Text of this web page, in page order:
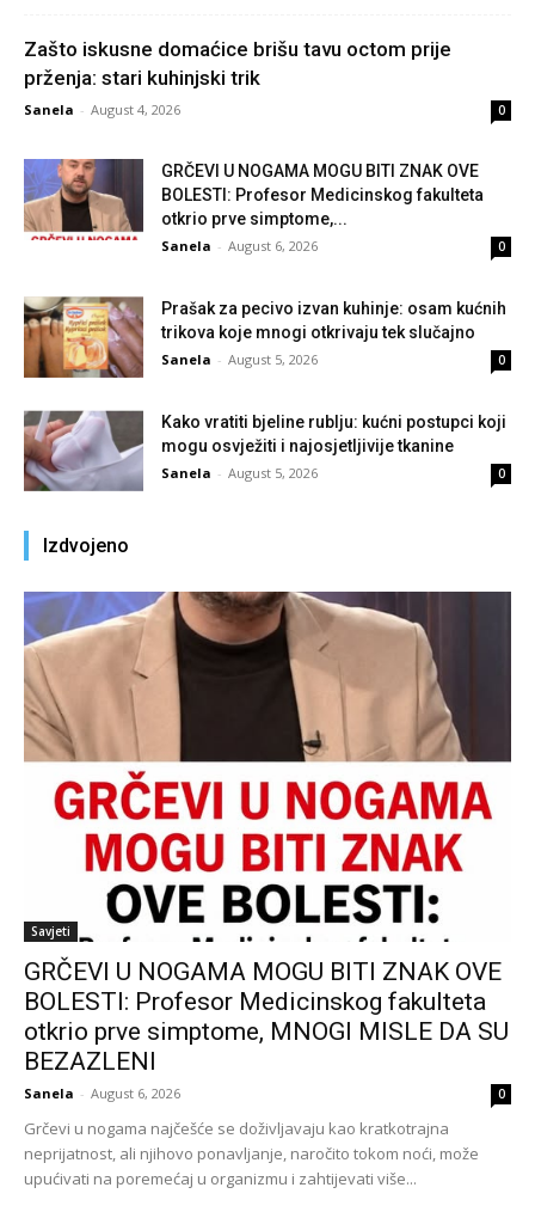
Zašto iskusne domaćice brišu tavu octom prije
prženja: stari kuhinjski trik
Sanela - August 4, 2026 0
GRČEVI U NOGAMA MOGU BITI ZNAK OVE
BOLESTI: Profesor Medicinskog fakulteta
otkrio prve simptome,...
Sanela - August 6, 2026 0
Prašak za pecivo izvan kuhinje: osam kućnih
trikova koje mnogi otkrivaju tek slučajno
Sanela - August 5, 2026 0
Kako vratiti bjeline rublju: kućni postupci koji
mogu osvježiti i najosjetljivije tkanine
Sanela - August 5, 2026 0
Izdvojeno
Savjeti
GRČEVI U NOGAMA MOGU BITI ZNAK OVE
BOLESTI: Profesor Medicinskog fakulteta
otkrio prve simptome, MNOGI MISLE DA SU
BEZAZLENI
Sanela - August 6, 2026 0
Grčevi u nogama najčešće se doživljavaju kao kratkotrajna
neprijatnost, ali njihovo ponavljanje, naročito tokom noći, može
upućivati na poremećaj u organizmu i zahtijevati više...